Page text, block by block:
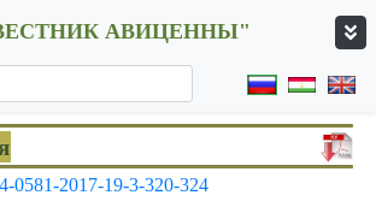
АВИЦЕННЫ"
0581-2017-19-3-320-324